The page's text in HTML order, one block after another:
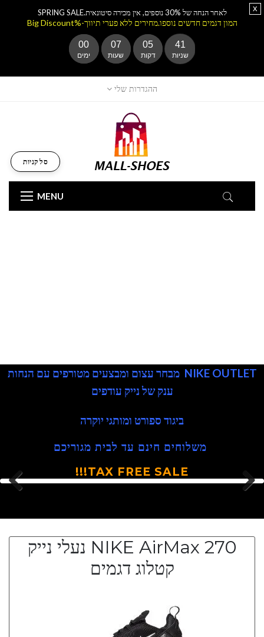
ההגדרות שלי
MENU
סל קניות
NIKE OUTLET מבחר עצום ומבצעים מטורפים עם הנחות
ענק של נייק עודפים
ביגוד ספורט ומותגי יוקרה
משלוחים חינם עד לבית מגוריכם
TAX FREE SALE!!!
NIKE AirMax 270 נעלי נייק
קטלוג דגמים
לאחר הנחה של 30% נוספים, אין מכירה סיטונאית.SPRING SALE
המון דגמים חדשים נוספו.מחירים ללא פערי תיווך-%Big Discount
00
ימים
07
שעות
05
דקות
40
שניות
x